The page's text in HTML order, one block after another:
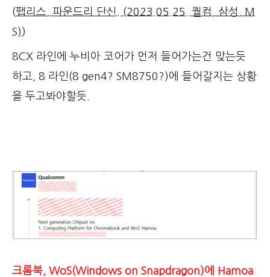
(팹리스, 파운드리 단신. (2023.05.25. 퀄컴, 삼성, M
S) )
8CX 라인에 누비아 코어가 먼저 들어가는건 맞는듯
하고, 8 라인(8 gen4? SM8750?)에 들어갈지는 상황
을 두고봐야할듯.
크롬북, WoS(Windows on Snapdragon)에 Hamoa